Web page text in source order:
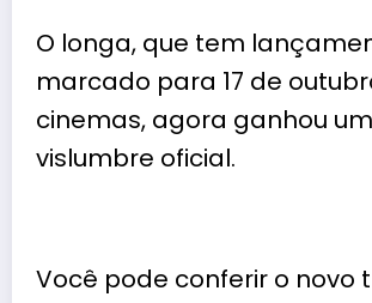
O longa, que tem
marcado para 17 de
cinemas, agora ganhou
vislumbre oficial.
Você pode conferir o novo